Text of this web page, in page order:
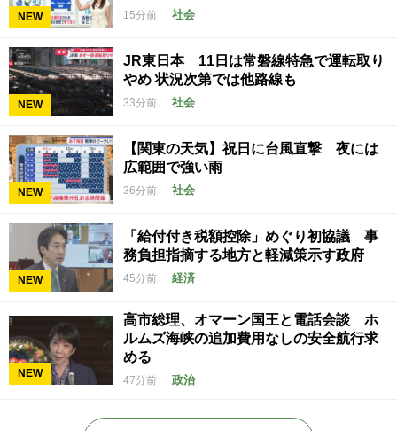
NEW 15分前 社会
NEW
JR東日本 11日は常磐線特急で運転取り
やめ 状況次第では他路線も
33分前 社会
NEW
【関東の天気】祝日に台風直撃 夜には
広範囲で強い雨
36分前 社会
NEW
「給付付き税額控除」めぐり初協議 事
務負担指摘する地方と軽減策示す政府
45分前 経済
NEW
高市総理、オマーン国王と電話会談 ホ
ルムズ海峡の追加費用なしの安全航行求
める
47分前 政治